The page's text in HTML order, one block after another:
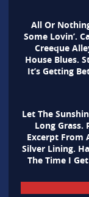
All Or
Some Lovin’.
Creeque
House Blues.
It’s Getting
Let The
Long Grass.
Excerpt From
Silver Lining.
The Time I